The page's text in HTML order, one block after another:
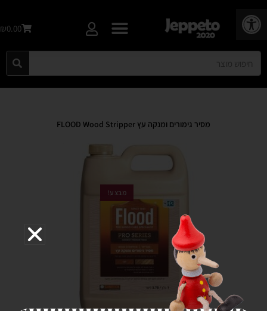
פתח סרגל נגישות
₪0.00
מסיר גימורים ומנקה עץ FLOOD Wood Stripper
מבצע!